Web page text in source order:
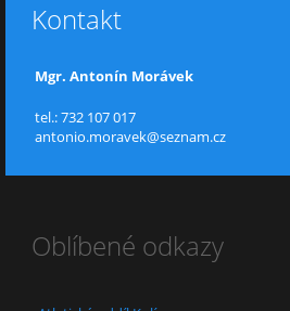
Kontakt
Mgr. Antonín Morávek
tel.: 732 107 017
antonio.moravek@seznam.cz
Oblíbené odkazy